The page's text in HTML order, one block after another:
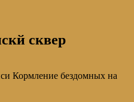
сквер
Кормление бездомных на